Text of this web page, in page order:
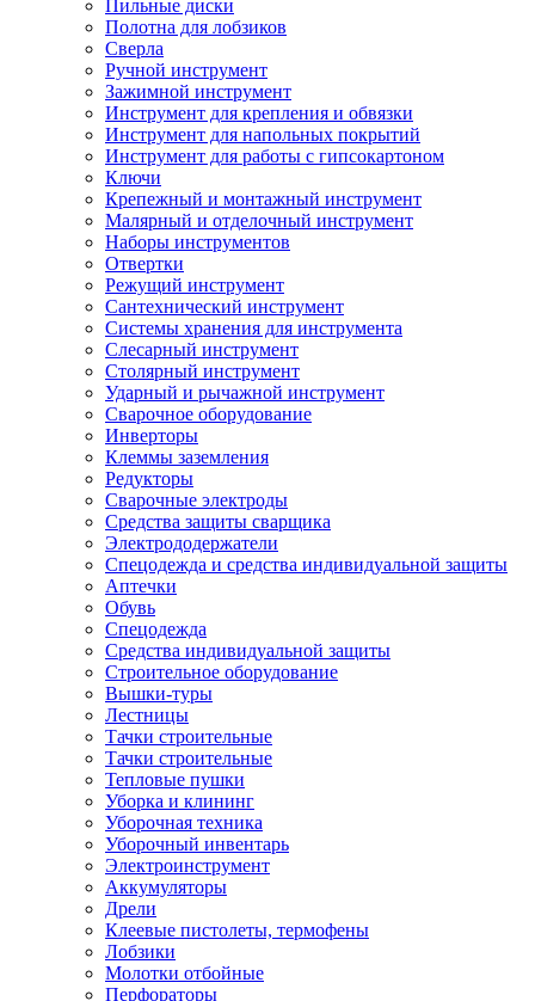
Пильные диски
Полотна для лобзиков
Сверла
Ручной инструмент
Зажимной инструмент
Инструмент для крепления и обвязки
Инструмент для напольных покрытий
Инструмент для работы с гипсокартоном
Ключи
Крепежный и монтажный инструмент
Малярный и отделочный инструмент
Наборы инструментов
Отвертки
Режущий инструмент
Сантехнический инструмент
Системы хранения для инструмента
Слесарный инструмент
Столярный инструмент
Ударный и рычажной инструмент
Сварочное оборудование
Инверторы
Клеммы заземления
Редукторы
Сварочные электроды
Средства защиты сварщика
Электрододержатели
Спецодежда и средства индивидуальной защиты
Аптечки
Обувь
Спецодежда
Средства индивидуальной защиты
Строительное оборудование
Вышки-туры
Лестницы
Тачки строительные
Тачки строительные
Тепловые пушки
Уборка и клининг
Уборочная техника
Уборочный инвентарь
Электроинструмент
Аккумуляторы
Дрели
Клеевые пистолеты, термофены
Лобзики
Молотки отбойные
Перфораторы